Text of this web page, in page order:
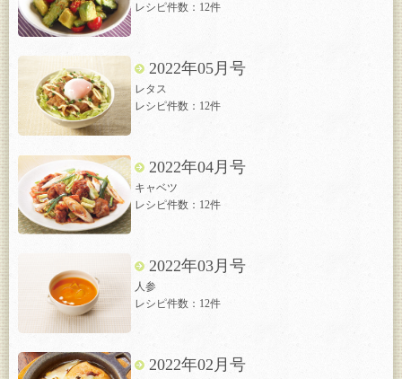
レシピ件数：12件
2022年05月号
レタス
レシピ件数：12件
2022年04月号
キャベツ
レシピ件数：12件
2022年03月号
人参
レシピ件数：12件
2022年02月号